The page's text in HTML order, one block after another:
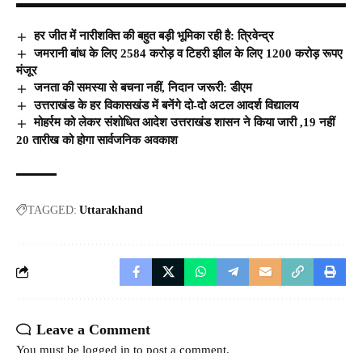
हर जीत में नारीशक्ति की बहुत बड़ी भूमिका रही है: त्रिवेन्द्र
जमरानी बांध के लिए 2584 करोड़ व टिहरी झील के लिए 1200 करोड़ रूपए
मंजूर
जनता की समस्या से बचना नहीं, निदान जरूरी: डीएम
उत्तराखंड के हर विकासखंड में बनेंगे दो-दो अटल आदर्श विद्यालय
मोहर्रम को लेकर संशोधित आदेश उत्तराखंड शासन ने किया जारी ,19 नहीं
20 तारीख को होगा सार्वजनिक अवकाश
TAGGED: Uttarakhand
Leave a Comment
You must be logged in to post a comment.